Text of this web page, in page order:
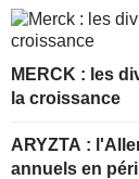
MERCK : les
la croissance
ARYZTA : l'Allemagne met les objectifs
annuels en péril